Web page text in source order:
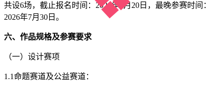
共设6场，截止报名时间：2026年6月20日，最晚参赛时间：
2026年7月30日。
六、作品规格及参赛要求
（一）设计赛项
1.1命题赛道及公益赛道：